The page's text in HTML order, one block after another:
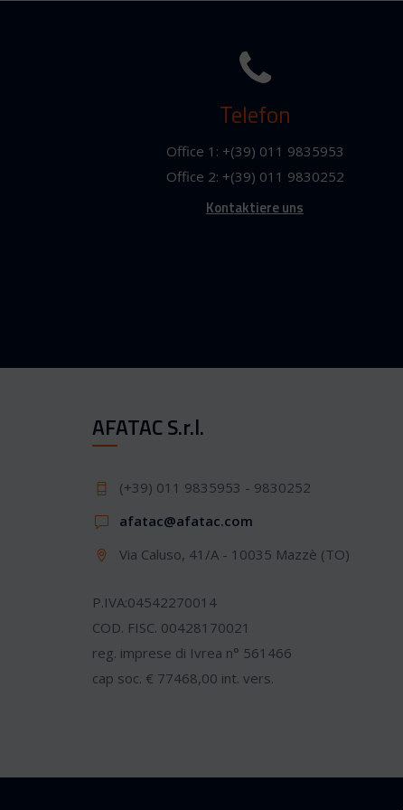
Telefon
Office 1: +(39) 011 9835953
Office 2: +(39) 011 9830252
Kontaktiere uns
AFATAC S.r.l.
(+39) 011 9835953 - 9830252
afatac@afatac.com
Via Caluso, 41/A - 10035 Mazzè (TO)
P.IVA:04542270014
COD. FISC. 00428170021
reg. imprese di Ivrea n° 561466
cap soc. € 77468,00 int. vers.